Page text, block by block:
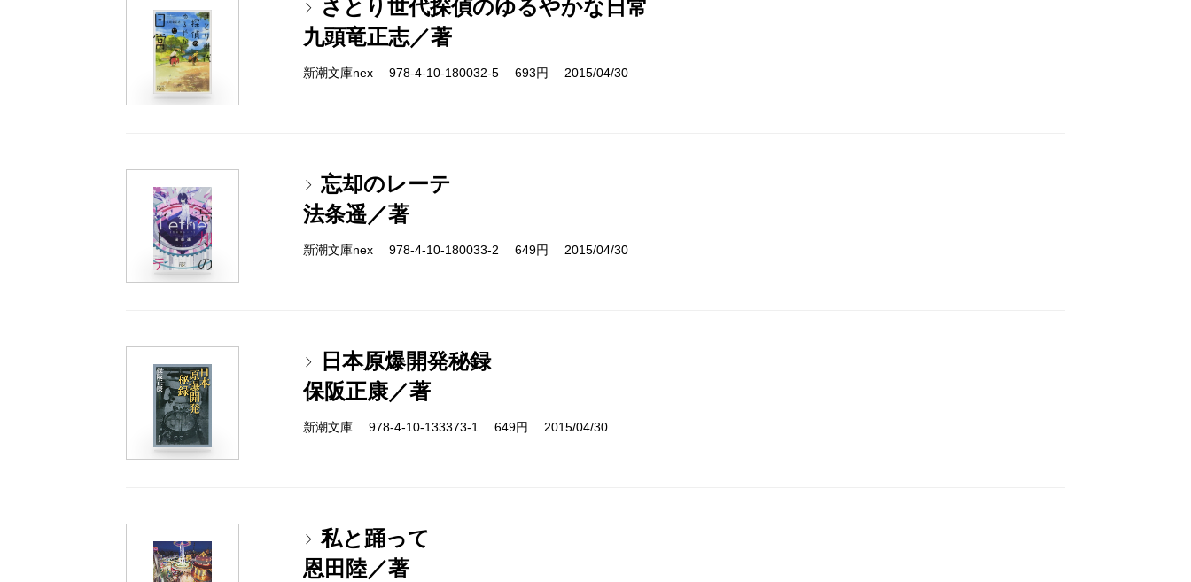
さとり世代探偵のゆるやかな日常
九頭竜正志／著
新潮文庫nex 978-4-10-180032-5 693円 2015/04/30
忘却のレーテ
法条遥／著
新潮文庫nex 978-4-10-180033-2 649円 2015/04/30
日本原爆開発秘録
保阪正康／著
新潮文庫 978-4-10-133373-1 649円 2015/04/30
私と踊って
恩田陸／著